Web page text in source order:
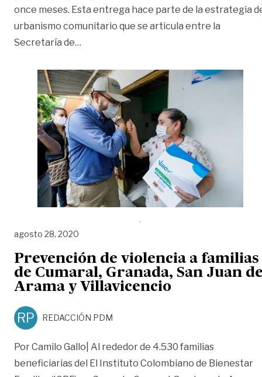
once meses. Esta entrega hace parte de la estrategia
urbanismo comunitario que se articula entre la
Secretaría de…
agosto 28, 2020
Prevención de violencia a familias
de Cumaral, Granada, San Juan
Arama y Villavicencio
RP REDACCIÓN PDM
Por Camilo Gallo| Al rededor de 4.530 familias
beneficiarias del El Instituto Colombiano de Bienestar